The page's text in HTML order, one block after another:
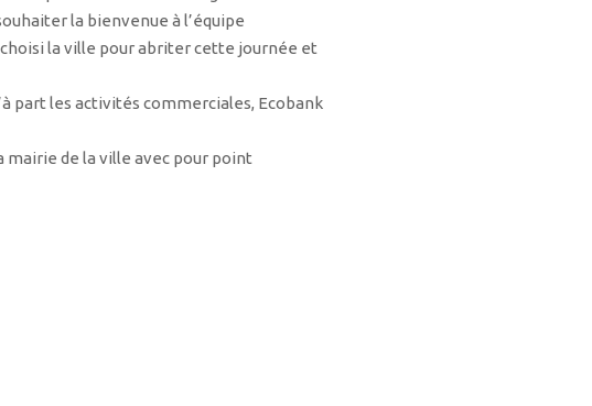
la bienvenue à l’équipe
choisi la ville pour abriter cette journée et
part les activités commerciales, Ecobank
mairie de la ville avec pour point